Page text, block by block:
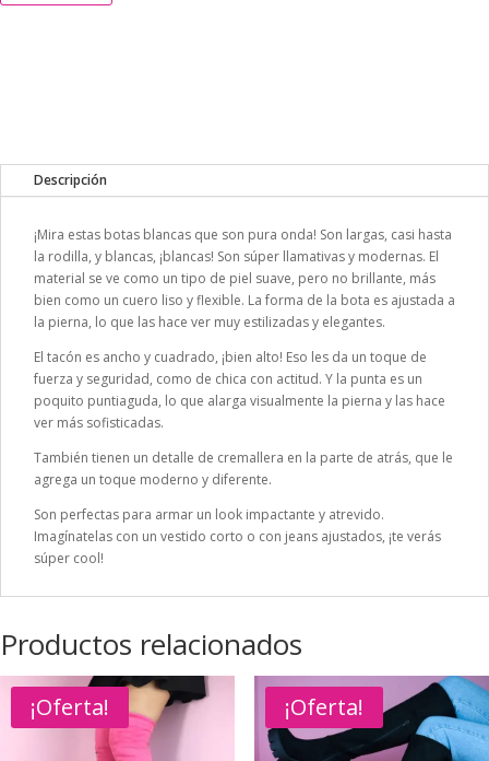
Descripción
¡Mira estas botas blancas que son pura onda! Son largas, casi hasta
la rodilla, y blancas, ¡blancas! Son súper llamativas y modernas. El
material se ve como un tipo de piel suave, pero no brillante, más
bien como un cuero liso y flexible. La forma de la bota es ajustada a
la pierna, lo que las hace ver muy estilizadas y elegantes.
El tacón es ancho y cuadrado, ¡bien alto! Eso les da un toque de
fuerza y seguridad, como de chica con actitud. Y la punta es un
poquito puntiaguda, lo que alarga visualmente la pierna y las hace
ver más sofisticadas.
También tienen un detalle de cremallera en la parte de atrás, que le
agrega un toque moderno y diferente.
Son perfectas para armar un look impactante y atrevido.
Imagínatelas con un vestido corto o con jeans ajustados, ¡te verás
súper cool!
Productos relacionados
¡Oferta! ¡Oferta!